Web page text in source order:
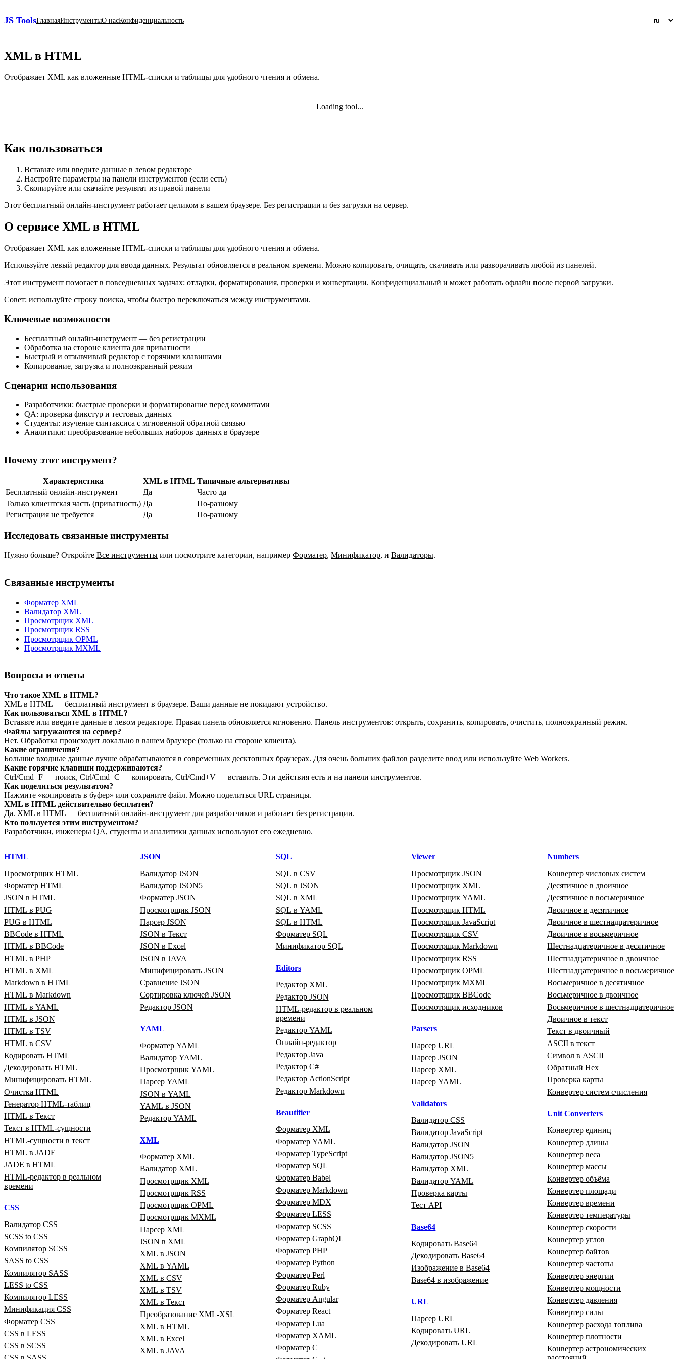
JS ToolsГлавнаяИнструментыО насКонфиденциальность
XML в HTML
Отображает XML как вложенные HTML‑списки и таблицы для удобного чтения и обмена.
Loading tool...
Как пользоваться
Вставьте или введите данные в левом редакторе
Настройте параметры на панели инструментов (если есть)
Скопируйте или скачайте результат из правой панели
Этот бесплатный онлайн‑инструмент работает целиком в вашем браузере. Без регистрации и без загрузки на сервер.
О сервисе XML в HTML
Отображает XML как вложенные HTML‑списки и таблицы для удобного чтения и обмена.
Используйте левый редактор для ввода данных. Результат обновляется в реальном времени. Можно копировать, очищать, скачивать или разворачивать любой из панелей.
Этот инструмент помогает в повседневных задачах: отладки, форматирования, проверки и конвертации. Конфиденциальный и может работать офлайн после первой загрузки.
Совет: используйте строку поиска, чтобы быстро переключаться между инструментами.
Ключевые возможности
Бесплатный онлайн‑инструмент — без регистрации
Обработка на стороне клиента для приватности
Быстрый и отзывчивый редактор с горячими клавишами
Копирование, загрузка и полноэкранный режим
Сценарии использования
Разработчики: быстрые проверки и форматирование перед коммитами
QA: проверка фикстур и тестовых данных
Студенты: изучение синтаксиса с мгновенной обратной связью
Аналитики: преобразование небольших наборов данных в браузере
Почему этот инструмент?
Характеристика XML в HTML Типичные альтернативы
Бесплатный онлайн‑инструмент
Да
Часто да
Только клиентская часть (приватность) Да
По‑разному
Регистрация не требуется
Да По‑разному
Исследовать связанные инструменты
Нужно больше? Откройте Все инструменты или посмотрите категории, например Форматер, Минификатор, и Валидаторы.
Связанные инструменты
Форматер XML
Валидатор XML
Просмотрщик XML
Просмотрщик RSS
Просмотрщик OPML
Просмотрщик MXML
Вопросы и ответы
Что такое XML в HTML?
XML в HTML — бесплатный инструмент в браузере. Ваши данные не покидают устройство.
Как пользоваться XML в HTML?
Вставьте или введите данные в левом редакторе. Правая панель обновляется мгновенно. Панель инструментов: открыть, сохранить, копировать, очистить, полноэкранный режим.
Файлы загружаются на сервер?
Нет. Обработка происходит локально в вашем браузере (только на стороне клиента).
Какие ограничения?
Большие входные данные лучше обрабатываются в современных десктопных браузерах. Для очень больших файлов разделите ввод или используйте Web Workers.
Какие горячие клавиши поддерживаются?
Ctrl/Cmd+F — поиск, Ctrl/Cmd+C — копировать, Ctrl/Cmd+V — вставить. Эти действия есть и на панели инструментов.
Как поделиться результатом?
Нажмите «копировать в буфер» или сохраните файл. Можно поделиться URL страницы.
XML в HTML действительно бесплатен?
Да. XML в HTML — бесплатный онлайн‑инструмент для разработчиков и работает без регистрации.
Кто пользуется этим инструментом?
Разработчики, инженеры QA, студенты и аналитики данных используют его ежедневно.
HTML
Просмотрщик HTML
Форматер HTML
JSON в HTML
HTML в PUG
PUG в HTML
BBCode в HTML
HTML в BBCode
HTML в PHP
HTML в XML
Markdown в HTML
HTML в Markdown
HTML в YAML
HTML в JSON
HTML в TSV
HTML в CSV
Кодировать HTML
Декодировать HTML
Минифицировать HTML
Очистка HTML
Генератор HTML‑таблиц
HTML в Текст
Текст в HTML‑сущности
HTML‑сущности в текст
HTML в JADE
JADE в HTML
HTML‑редактор в реальном
времени
CSS
Валидатор CSS
SCSS to CSS
Компилятор SCSS
SASS to CSS
Компилятор SASS
LESS to CSS
Компилятор LESS
Минификация CSS
Форматер CSS
CSS в LESS
CSS в SCSS
JSON
Валидатор JSON
Валидатор JSON5
Форматер JSON
Просмотрщик JSON
Парсер JSON
JSON в Текст
JSON в Excel
JSON в JAVA
Минифицировать JSON
Сравнение JSON
Сортировка ключей JSON
Редактор JSON
YAML
Форматер YAML
Валидатор YAML
Просмотрщик YAML
Парсер YAML
JSON в YAML
YAML в JSON
Редактор YAML
XML
Форматер XML
Валидатор XML
Просмотрщик XML
Просмотрщик RSS
Просмотрщик OPML
Просмотрщик MXML
Парсер XML
JSON в XML
XML в JSON
XML в YAML
XML в CSV
XML в TSV
XML в Текст
Преобразование XML‑XSL
XML в HTML
XML в Excel
XML в JAVA
SQL
SQL в CSV
SQL в JSON
SQL в XML
SQL в YAML
SQL в HTML
Форматер SQL
Минификатор SQL
Editors
Редактор XML
Редактор JSON
HTML‑редактор в реальном
времени
Редактор YAML
Онлайн‑редактор
Редактор Java
Редактор C#
Редактор ActionScript
Редактор Markdown
Beautifier
Форматер XML
Форматер YAML
Форматер TypeScript
Форматер SQL
Форматер Babel
Форматер Markdown
Форматер MDX
Форматер LESS
Форматер SCSS
Форматер GraphQL
Форматер PHP
Форматер Python
Форматер Perl
Форматер Ruby
Форматер Angular
Форматер React
Форматер Lua
Форматер XAML
Форматер C
Viewer
Просмотрщик JSON
Просмотрщик XML
Просмотрщик YAML
Просмотрщик HTML
Просмотрщик JavaScript
Просмотрщик CSV
Просмотрщик Markdown
Просмотрщик RSS
Просмотрщик OPML
Просмотрщик MXML
Просмотрщик BBCode
Просмотрщик исходников
Parsers
Парсер URL
Парсер JSON
Парсер XML
Парсер YAML
Validators
Валидатор CSS
Валидатор JavaScript
Валидатор JSON
Валидатор JSON5
Валидатор XML
Валидатор YAML
Проверка карты
Тест API
Base64
Кодировать Base64
Декодировать Base64
Изображение в Base64
Base64 в изображение
URL
Парсер URL
Кодировать URL
Декодировать URL
Numbers
Конвертер числовых систем
Десятичное в двоичное
Десятичное в восьмеричное
Двоичное в десятичное
Двоичное в шестнадцатеричное
Двоичное в восьмеричное
Шестнадцатеричное в десятичное
Шестнадцатеричное в двоичное
Шестнадцатеричное в восьмеричное
Восьмеричное в десятичное
Восьмеричное в двоичное
Восьмеричное в шестнадцатеричное
Двоичное в текст
Текст в двоичный
ASCII в текст
Символ в ASCII
Обратный Hex
Проверка карты
Конвертер систем счисления
Unit Converters
Конвертер единиц
Конвертер длины
Конвертер веса
Конвертер массы
Конвертер объёма
Конвертер площади
Конвертер времени
Конвертер температуры
Конвертер скорости
Конвертер углов
Конвертер байтов
Конвертер частоты
Конвертер энергии
Конвертер мощности
Конвертер давления
Конвертер силы
Конвертер расхода топлива
Конвертер плотности
Конвертер астрономических